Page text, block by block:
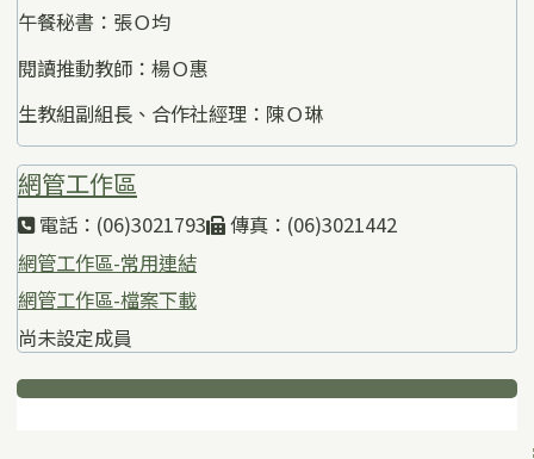
午餐秘書：張Ｏ均
閱讀推動教師：楊Ｏ惠
生教組副組長、合作社經理：陳Ｏ琳
網管工作區
電話：(06)3021793
傳真：(06)3021442
網管工作區-常用連結
網管工作區-檔案下載
尚未設定成員
下中區域內容